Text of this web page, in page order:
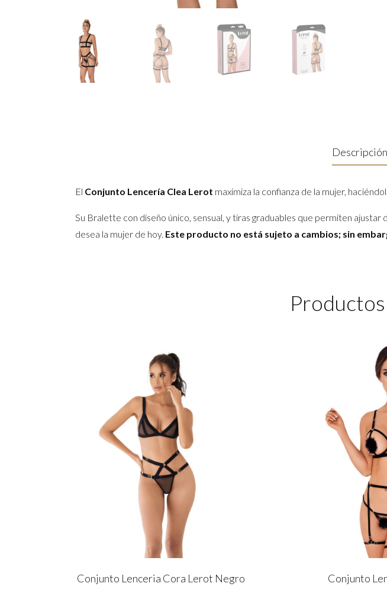
Descripción
El Conjunto Lencería Clea Lerot maximiza la confianza de la mujer,
Su Bralette con diseño único, sensual, y tiras graduables que permiten
desea la mujer de hoy. Este producto no está sujeto a cambios; sin
Conjunto Lenceria Cora Lerot Negro Conjunto